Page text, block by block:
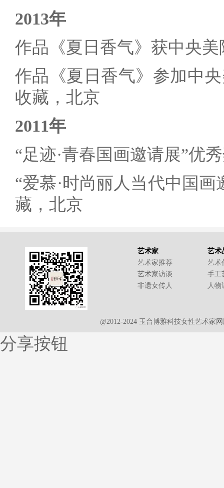
2013年
作品《夏日香气》获中央
作品《夏日香气》参加中
收藏，北京
2011年
“足迹·青春国画邀请展”优
“爱慕·时尚丽人当代中国
藏，北京
艺术家
艺术家推荐
艺术家访谈
非遗女传人
艺术
艺术
手工
人物
@2012-2024 玉台博雅科技女性艺术家
分享按钮